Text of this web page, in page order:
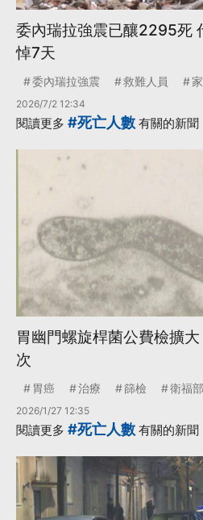
委內瑞拉強震已釀2295死
悼7天
委內瑞拉強震 救難人員
2026/7/2 12:34
閱讀更多 #死亡人數 有關的新聞
胃幽門螺旋桿菌公費檢擴
次
胃癌 治療 篩檢 衛福部
2026/1/27 12:35
閱讀更多 #死亡人數 有關的新聞